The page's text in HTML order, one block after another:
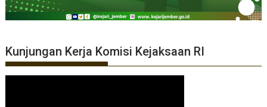
Kunjungan Kerja Komisi Kejaksaan RI